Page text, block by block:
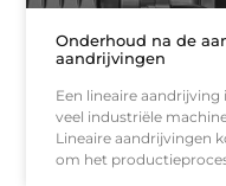
Onderhoud na de
aandrijvingen
Een lineaire aandrijving
veel industriële
Lineaire aandrijvingen
om het